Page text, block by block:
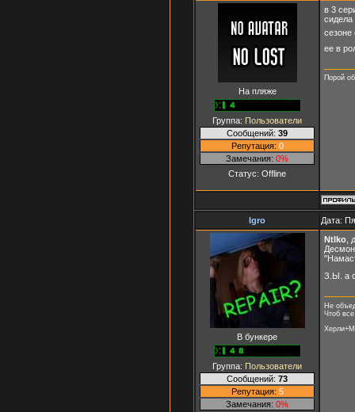
На пляже
Группа: Пользователи
Сообщений: 39
Репутация: 0
Замечания: 0%
Статус: Offline
в 3
сидела
ее в
Порой
Igro Дата:
В бункере
Группа: Пользователи
Сообщений: 73
Репутация: 5
Замечания: 0%
Ntlko ,
З.Ы. а
Не
Чтоб